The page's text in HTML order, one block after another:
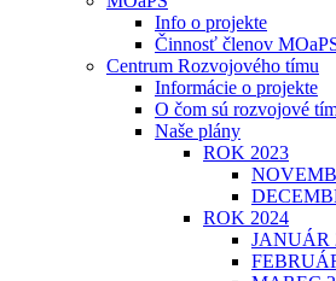
Info o projekte
Činnosť členov
Centrum Rozvojového tímu
Informácie o projekte
O čom sú rozvojové
Naše plány
ROK 2023
ROK 2024
JANUÁR